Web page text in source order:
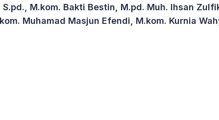
M.kom. Bakti Bestin, M.pd. Muh. Ihsan
Muhamad Masjun Efendi, M.kom. Kurnia